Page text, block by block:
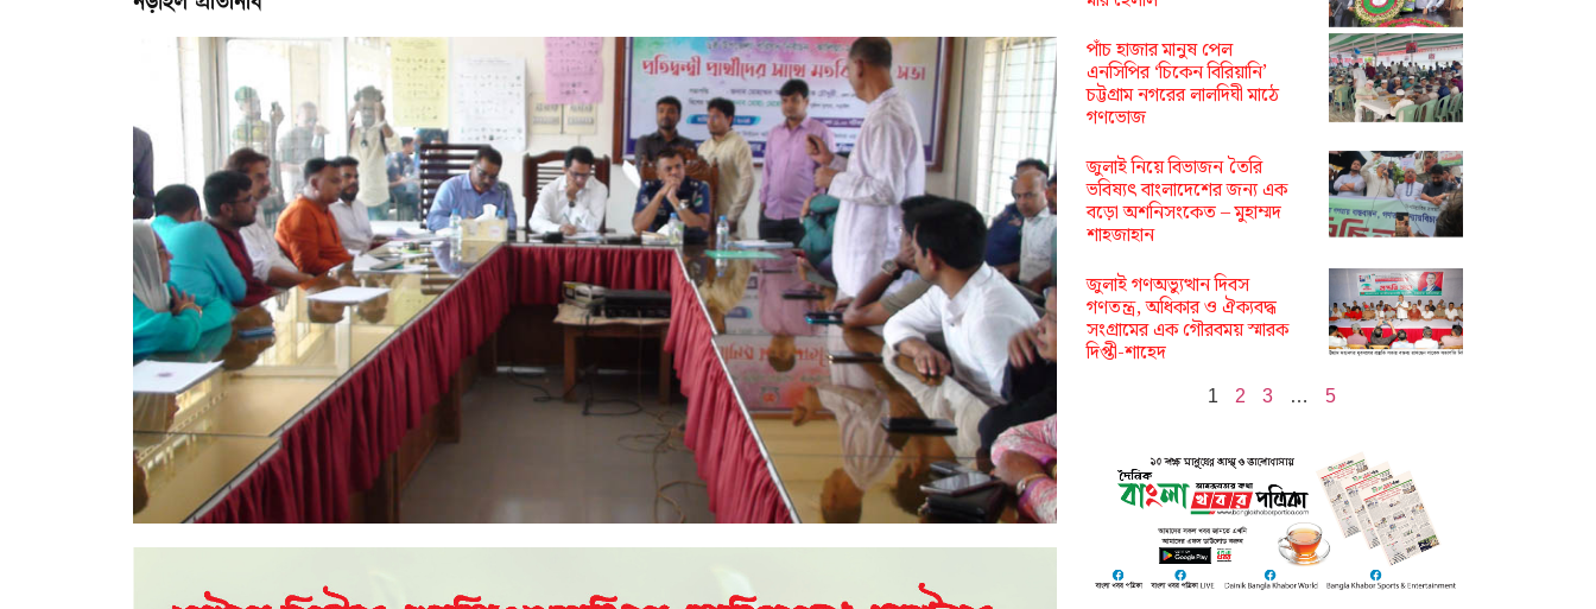
পাঁচ হাজার মানুষ পেল
এনসিপির ‘চিকেন বিরিয়ানি’
চট্টগ্রাম নগরের লালদিঘী মাঠে
গণভোজ
জুলাই নিয়ে বিভাজন তৈরি
ভবিষ্যৎ বাংলাদেশের জন্য এক
বড়ো অশনিসংকেত – মুহাম্মদ
শাহজাহান
জুলাই গণঅভ্যুত্থান দিবস
গণতন্ত্র, অধিকার ও ঐক্যবদ্ধ
সংগ্রামের এক গৌরবময় স্মারক
দিপ্তী-শাহেদ
1 2 3 … 5